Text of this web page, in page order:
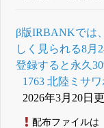
β版IRBANKでは、
しく見られる8月
登録すると永久
1763 北陸ミサ
2026年3月20日更
配布ファイルは